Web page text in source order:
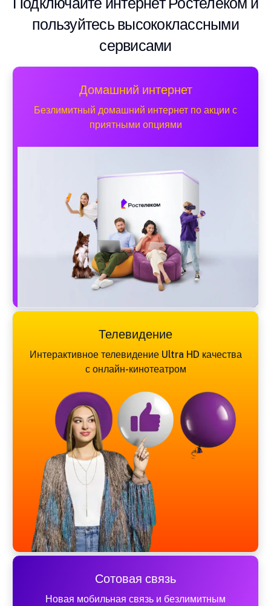
пользуйтесь высококлассными
сервисами
Домашний интернет
Безлимитный домашний интернет по акции с
приятными опциями
Телевидение
Интерактивное телевидение Ultra HD качества
с онлайн-кинотеатром
Сотовая связь
Новая мобильная связь и безлимитным